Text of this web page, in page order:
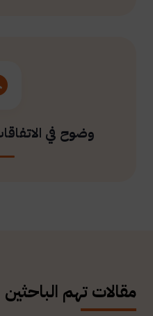
وضوح في
مقالات تهم الباحثين